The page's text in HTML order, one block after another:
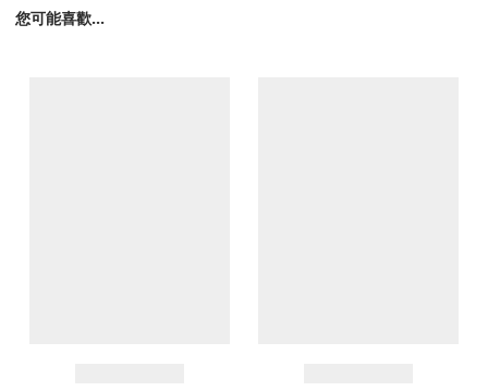
您可能喜歡...